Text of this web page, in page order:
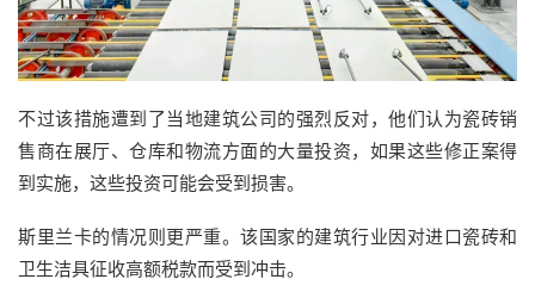
不过该措施遭到了当地建筑公司的强烈反对，他们认为瓷砖销
售商在展厅、仓库和物流方面的大量投资，如果这些修正案得
到实施，这些投资可能会受到损害。
斯里兰卡的情况则更严重。该国家的建筑行业因对进口瓷砖和
卫生洁具征收高额税款而受到冲击。